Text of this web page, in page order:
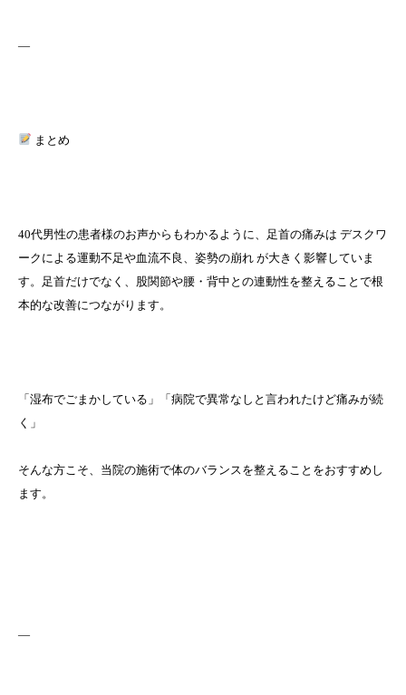
—
まとめ
40代男性の患者様のお声からもわかるように、足首の痛みは デスクワ
ークによる運動不足や血流不良、姿勢の崩れ が大きく影響していま
す。足首だけでなく、股関節や腰・背中との連動性を整えることで根
本的な改善につながります。
「湿布でごまかしている」「病院で異常なしと言われたけど痛みが続
く」
そんな方こそ、当院の施術で体のバランスを整えることをおすすめし
ます。
—